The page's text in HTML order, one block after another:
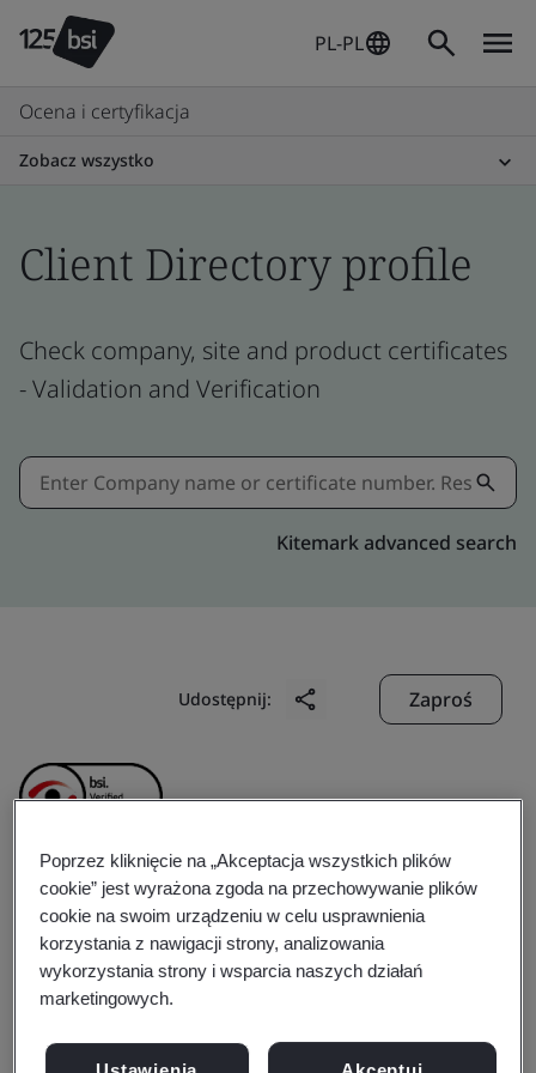
PL-PL
Ocena i certyfikacja
Zobacz wszystko
Client Directory profile
Check company, site and product certificates
- Validation and Verification
Kitemark advanced search
Udostępnij: Zaproś
Ningbo Yuanfeng Fire
Control Equipment Co.,
Ltd.
Poprzez kliknięcie na „Akceptacja wszystkich plików
cookie” jest wyrażona zgoda na przechowywanie plików
cookie na swoim urządzeniu w celu usprawnienia
korzystania z nawigacji strony, analizowania
wykorzystania strony i wsparcia naszych działań
marketingowych.